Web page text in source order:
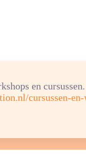
en cursussen.
cursussen-